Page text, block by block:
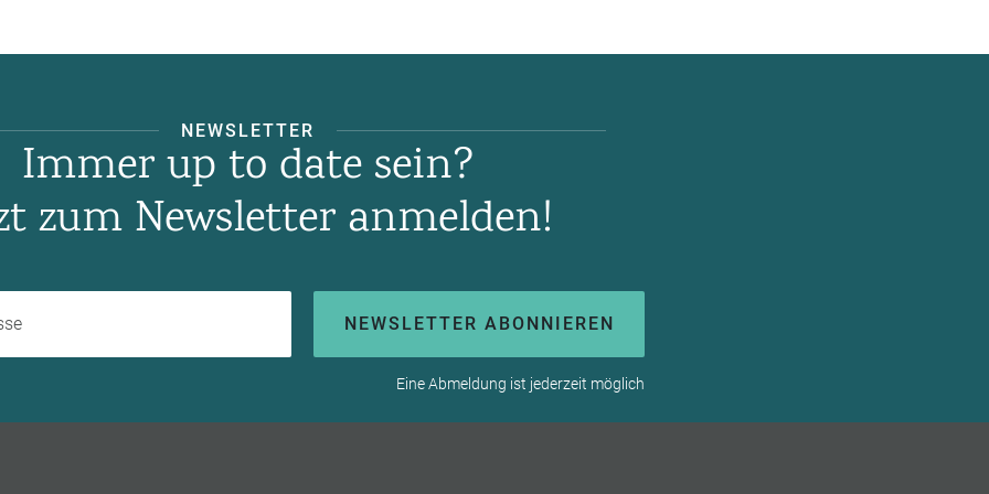
NEWSLETTER
Immer up to date sein?
zum Newsletter anmelden!
Ihre E-Mail-Adresse
NEWSLETTER ABONNIEREN
Eine Abmeldung ist jederzeit möglich